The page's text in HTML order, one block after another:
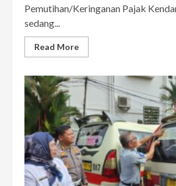
Pemutihan/Keringanan Pajak
sedang...
Read More